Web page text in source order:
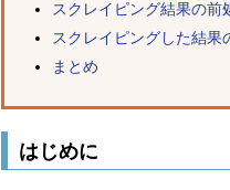
スクレイピング結果の前
スクレイピングした結果
まとめ
はじめに